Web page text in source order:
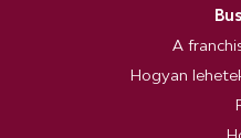
A
Hogyan